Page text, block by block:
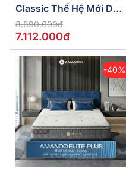
Classic Thế Hệ Mới Dày
5/10/15cm
8.890.000đ
7.112.000đ
-40%